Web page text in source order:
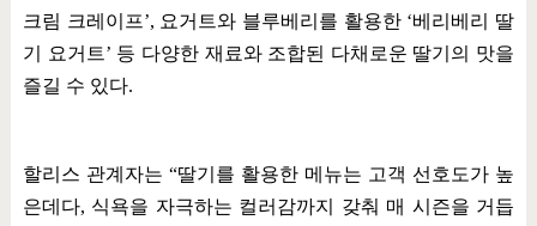
크림 크레이프’, 요거트와 블루베리를 활용한 ‘베리베리 딸
기 요거트’ 등 다양한 재료와 조합된 다채로운 딸기의 맛을
즐길 수 있다.
할리스 관계자는 “딸기를 활용한 메뉴는 고객 선호도가 높
은데다, 식욕을 자극하는 컬러감까지 갖춰 매 시즌을 거듭